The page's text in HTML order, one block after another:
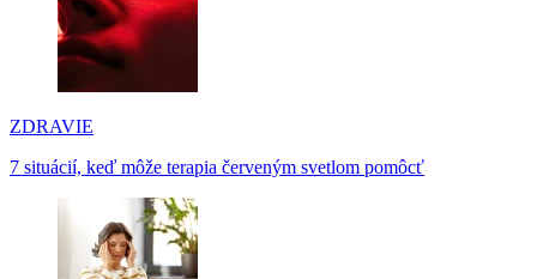
ZDRAVIE
7 situácií, keď môže terapia červeným svetlom pomôcť